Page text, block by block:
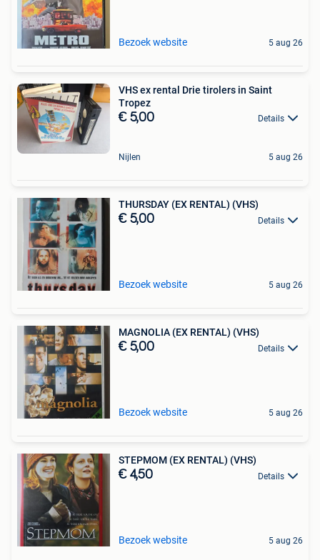
Bezoek website 5 aug 26
VHS ex rental Drie tirolers in Saint
Tropez
€ 5,00 Details
Nijlen 5 aug 26
THURSDAY (EX RENTAL) (VHS)
€ 5,00 Details
Bezoek website 5 aug 26
MAGNOLIA (EX RENTAL) (VHS)
€ 5,00 Details
Bezoek website 5 aug 26
STEPMOM (EX RENTAL) (VHS)
€ 4,50 Details
Bezoek website 5 aug 26